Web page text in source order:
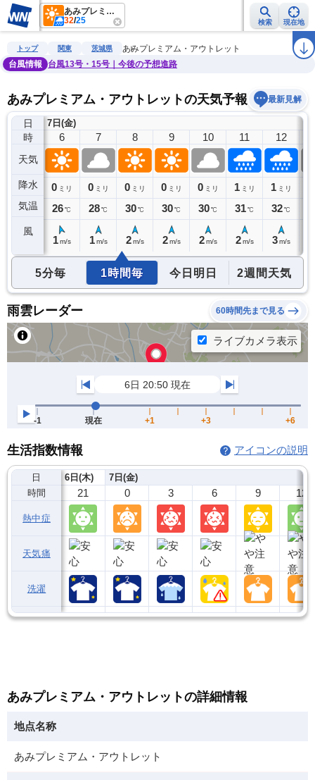
あみプレミアム・アウトレット
32/25 検索 現在地
雨雲レーダー 台風情報 地震情報 警報・注意報 ラ
トップ 関東 茨城県
あみプレミアム・アウトレット
台風情報
台風13号・15号｜今後の予想進路
あみプレミアム・アウトレットの天気予報 最新見解
日
時
天気
降水
気温
風
7日(金)
5
0ミリ
26℃
6
0 ミリ
26℃
1 m/s
7
0 ミリ
28℃
1 m/s
8
0 ミリ
30℃
2 m/s
9
0 ミリ
30℃
2 m/s
10
0 ミリ
30℃
2 m/s
11
1 ミリ
31℃
2 m/s
12
1 ミリ
32℃
3 m/s
5分毎 1時間毎 今日明日 2週間天気
雨雲レーダー 60時間先まで見る
生活指数情報 アイコンの説明
日
時間
熱中症
天気痛
洗濯
6日(木)
21
7日(金)
0 3 6 9 12
あみプレミアム・アウトレットの詳細情報
地点名称
あみプレミアム・アウトレット